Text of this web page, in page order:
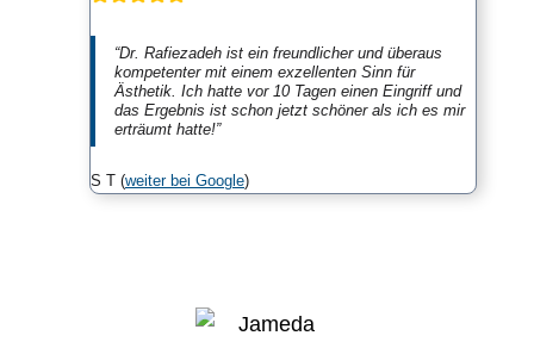
“Dr. Rafiezadeh ist ein freundlicher und überaus
kompetenter mit einem exzellenten Sinn für
Ästhetik. Ich hatte vor 10 Tagen einen Eingriff und
das Ergebnis ist schon jetzt schöner als ich es mir
erträumt hatte!”
S T (weiter bei Google)